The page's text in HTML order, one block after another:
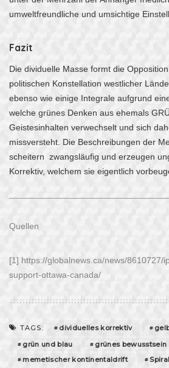
umweltfreundliche und umsichtige
Fazit
Die dividuelle Masse formt die
politischen Konstellation westlicher
ebenso wie einige Integrale aufgrund
welche grünes Denken aus ehemals
Geistesinhalten verwechselt und sich
missversteht. Die Beschreibungen der
scheitern zwangsläufig und erzeugen
Korrektiv, welchem sie eigentlich
Quellen
[1] https://globalnews.ca/news/8610727/
support-ottawa-canada/
TAGS: dividuelles korrektiv
grün und blau
grünes bewusstsein
memetischer kontinentaldrift